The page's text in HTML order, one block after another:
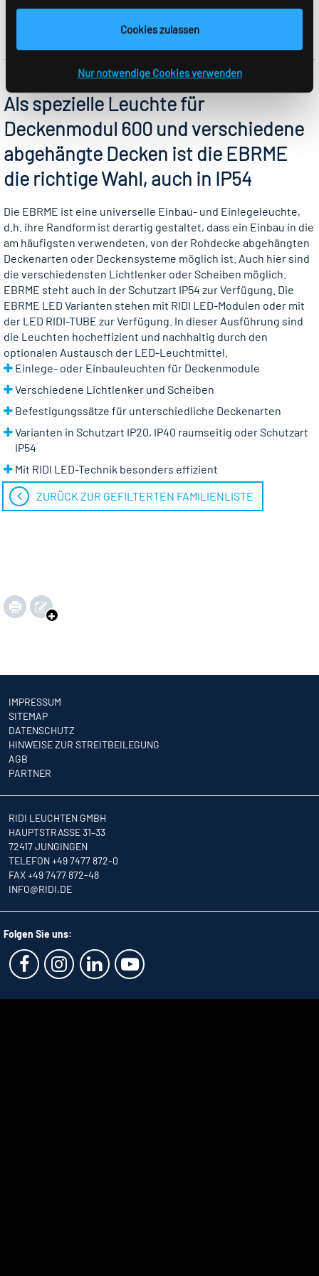
Cookies zulassen
Nur notwendige Cookies verwenden
Als spezielle Leuchte für
Deckenmodul 600 und verschiedene
abgehängte Decken ist die EBRME
die richtige Wahl, auch in IP54
Die EBRME ist eine universelle Einbau- und Einlegeleuchte,
d.h. ihre Randform ist derartig gestaltet, dass ein Einbau in die
am häufigsten verwendeten, von der Rohdecke abgehängten
Deckenarten oder Deckensysteme möglich ist. Auch hier sind
die verschiedensten Lichtlenker oder Scheiben möglich.
EBRME steht auch in der Schutzart IP54 zur Verfügung. Die
EBRME LED Varianten stehen mit RIDI LED-Modulen oder mit
der LED RIDI-TUBE zur Verfügung. In dieser Ausführung sind
die Leuchten hocheffizient und nachhaltig durch den
optionalen Austausch der LED-Leuchtmittel.
Einlege- oder Einbauleuchten für Deckenmodule
Verschiedene Lichtlenker und Scheiben
Befestigungssätze für unterschiedliche Deckenarten
Varianten in Schutzart IP20, IP40 raumseitig oder Schutzart
IP54
Mit RIDI LED-Technik besonders effizient
ZURÜCK ZUR GEFILTERTEN FAMILIENLISTE
IMPRESSUM
SITEMAP
DATENSCHUTZ
HINWEISE ZUR STREITBEILEGUNG
AGB
PARTNER
RIDI LEUCHTEN GMBH
HAUPTSTRASSE 31–33
72417 JUNGINGEN
TELEFON +49 7477 872-0
FAX +49 7477 872-48
INFO@RIDI.DE
Folgen Sie uns: